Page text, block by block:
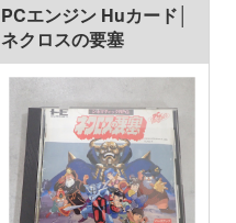
PCエンジン Huカード│
ネクロスの要塞